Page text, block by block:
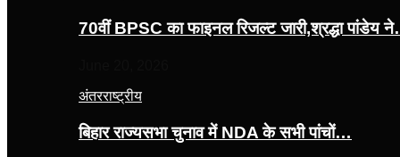
70वीं BPSC का फाइनल रिजल्ट जारी,श्रद्धा पांडेय
अंतरराष्ट्रीय
बिहार राज्यसभा चुनाव में NDA के सभी पांचों…